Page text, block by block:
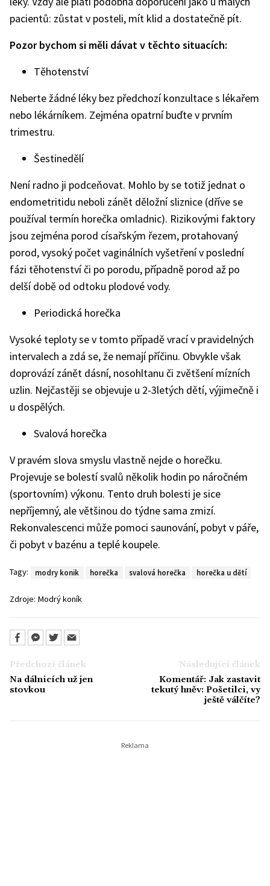
pacientů: zůstat v posteli, mít klid a dostatečně pít.
Pozor bychom si měli dávat v těchto situacích:
Těhotenství
Neberte žádné léky bez předchozí konzultace s lékařem
nebo lékárníkem. Zejména opatrní buďte v prvním
trimestru.
Šestinedělí
Není radno ji podceňovat. Mohlo by se totiž jednat o
endometritidu neboli zánět děložní sliznice (dříve se
používal termín horečka omladnic). Rizikovými faktory
jsou zejména porod císařským řezem, protahovaný
porod, vysoký počet vaginálních vyšetření v poslední
fázi těhotenství či po porodu, případně porod až po
delší době od odtoku plodové vody.
Periodická horečka
Vysoké teploty se v tomto případě vrací v pravidelných
intervalech a zdá se, že nemají příčinu. Obvykle však
doprovází zánět dásní, nosohltanu či zvětšení mízních
uzlin. Nejčastěji se objevuje u 2-3letých dětí, výjimečně i
u dospělých.
Svalová horečka
V pravém slova smyslu vlastně nejde o horečku.
Projevuje se bolestí svalů několik hodin po náročném
(sportovním) výkonu. Tento druh bolesti je sice
nepříjemný, ale většinou do týdne sama zmizí.
Rekonvalescenci může pomoci saunování, pobyt v páře,
či pobyt v bazénu a teplé koupele.
Tagy: modry konik horečka svalová horečka horečka u dětí
Zdroje: Modrý koník
Předchozí článek
Na dálnicích už jen
stovkou
Následující článek
Komentář: Jak zastavit
tekutý hněv: Pošetilci, vy
ještě válčíte?